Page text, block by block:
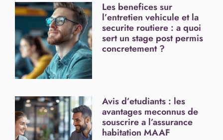
Les benefices sur
l’entretien vehicule et la
securite routiere : a quoi
sert un stage post permis
concretement ?
Avis d’etudiants : les
avantages meconnus de
souscrire a l’assurance
habitation MAAF